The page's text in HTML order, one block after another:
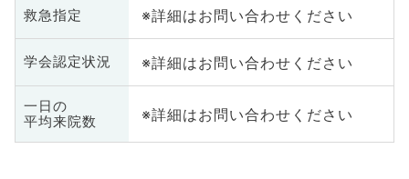
救急指定 ※詳細はお問い合わせください
学会認定状況 ※詳細はお問い合わせください
一日の
平均来院数
※詳細はお問い合わせください